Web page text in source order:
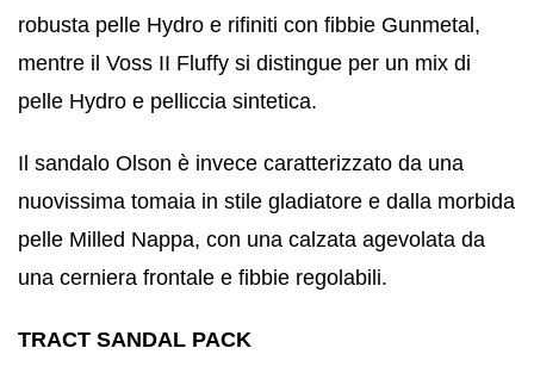
robusta pelle Hydro e rifiniti con fibbie Gunmetal,
mentre il Voss II Fluffy si distingue per un mix di
pelle Hydro e pelliccia sintetica.
Il sandalo Olson è invece caratterizzato da una
nuovissima tomaia in stile gladiatore e dalla morbida
pelle Milled Nappa, con una calzata agevolata da
una cerniera frontale e fibbie regolabili.
TRACT SANDAL PACK